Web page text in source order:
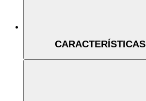
CARACTERÍSTICAS